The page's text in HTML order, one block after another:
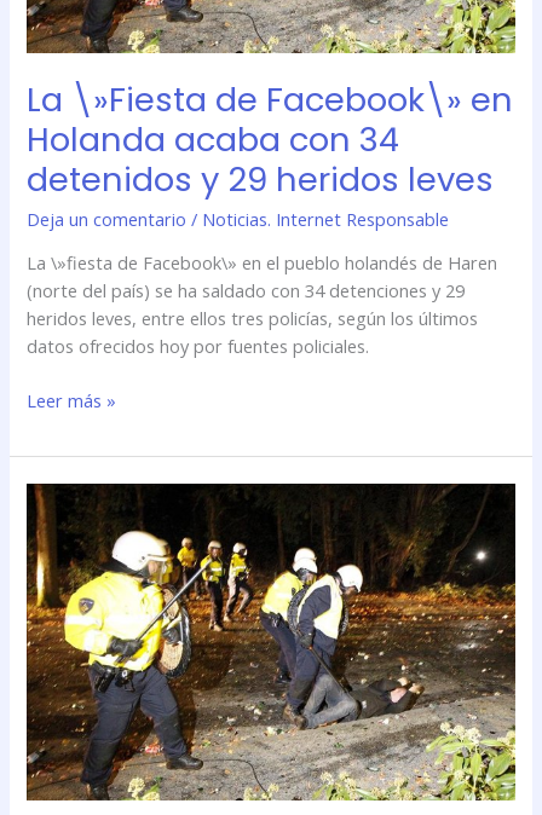
La \»Fiesta de Facebook\» en
Holanda acaba con 34
detenidos y 29 heridos leves
Deja un comentario / Noticias. Internet Responsable
La \»fiesta de Facebook\» en el pueblo holandés de Haren
(norte del país) se ha saldado con 34 detenciones y 29
heridos leves, entre ellos tres policías, según los últimos
datos ofrecidos hoy por fuentes policiales.
y
29
heridos
leves
Leer más »
La
\»Fiesta
de
Facebook\»
en
Holanda
acaba
con
34
detenidos
y
29